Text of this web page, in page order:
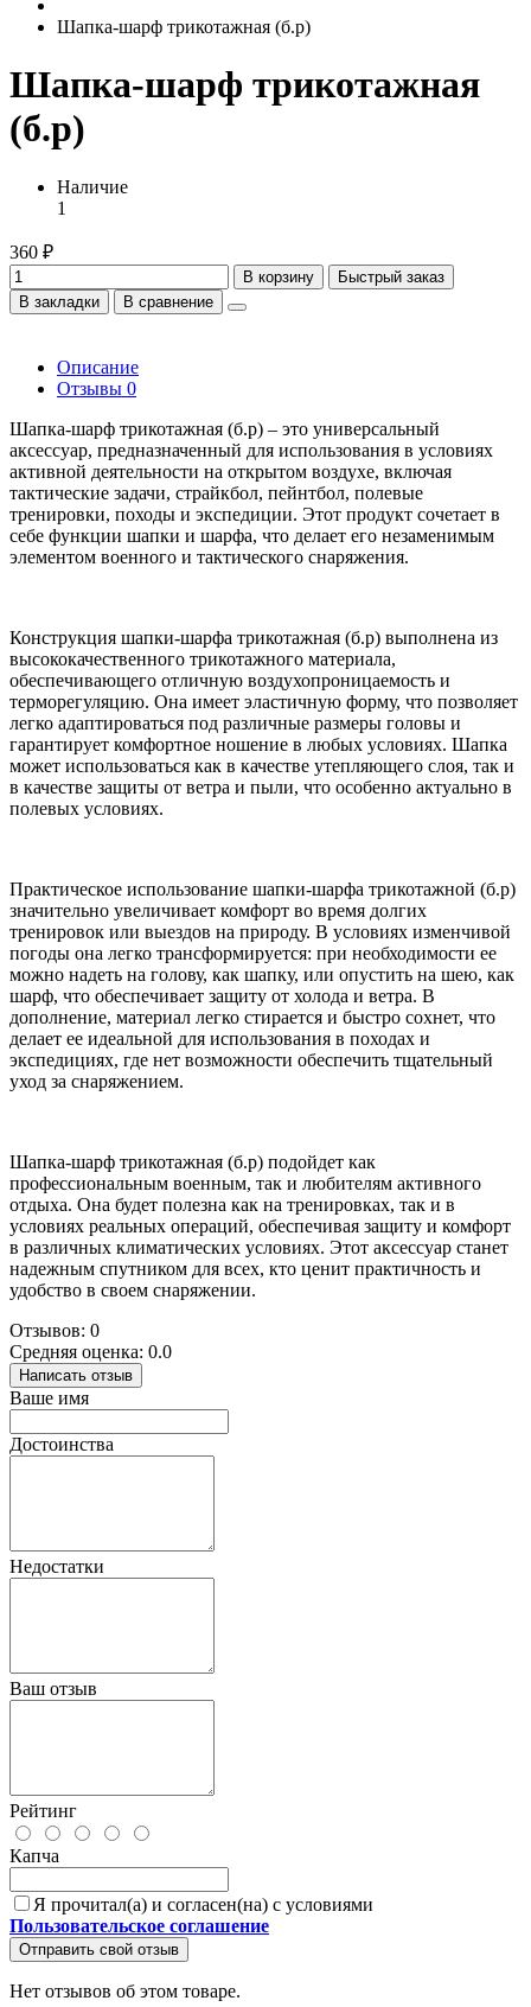
Шапка-шарф трикотажная (б.р)
Шапка-шарф трикотажная
(б.р)
Наличие
1
360 ₽
В корзину
Быстрый заказ
В закладки
В сравнение
Описание
Отзывы 0
Шапка-шарф трикотажная (б.р) – это универсальный
аксессуар, предназначенный для использования в условиях
активной деятельности на открытом воздухе, включая
тактические задачи, страйкбол, пейнтбол, полевые
тренировки, походы и экспедиции. Этот продукт сочетает в
себе функции шапки и шарфа, что делает его незаменимым
элементом военного и тактического снаряжения.
Конструкция шапки-шарфа трикотажная (б.р) выполнена из
высококачественного трикотажного материала,
обеспечивающего отличную воздухопроницаемость и
терморегуляцию. Она имеет эластичную форму, что позволяет
легко адаптироваться под различные размеры головы и
гарантирует комфортное ношение в любых условиях. Шапка
может использоваться как в качестве утепляющего слоя, так и
в качестве защиты от ветра и пыли, что особенно актуально в
полевых условиях.
Практическое использование шапки-шарфа трикотажной (б.р)
значительно увеличивает комфорт во время долгих
тренировок или выездов на природу. В условиях изменчивой
погоды она легко трансформируется: при необходимости ее
можно надеть на голову, как шапку, или опустить на шею, как
шарф, что обеспечивает защиту от холода и ветра. В
дополнение, материал легко стирается и быстро сохнет, что
делает ее идеальной для использования в походах и
экспедициях, где нет возможности обеспечить тщательный
уход за снаряжением.
Шапка-шарф трикотажная (б.р) подойдет как
профессиональным военным, так и любителям активного
отдыха. Она будет полезна как на тренировках, так и в
условиях реальных операций, обеспечивая защиту и комфорт
в различных климатических условиях. Этот аксессуар станет
надежным спутником для всех, кто ценит практичность и
удобство в своем снаряжении.
Отзывов: 0
Средняя оценка: 0.0
Написать отзыв
Ваше имя
Достоинства
Недостатки
Ваш отзыв
Рейтинг
Капча
Я прочитал(а) и согласен(на) с условиями
Пользовательское соглашение
Отправить свой отзыв
Нет отзывов об этом товаре.